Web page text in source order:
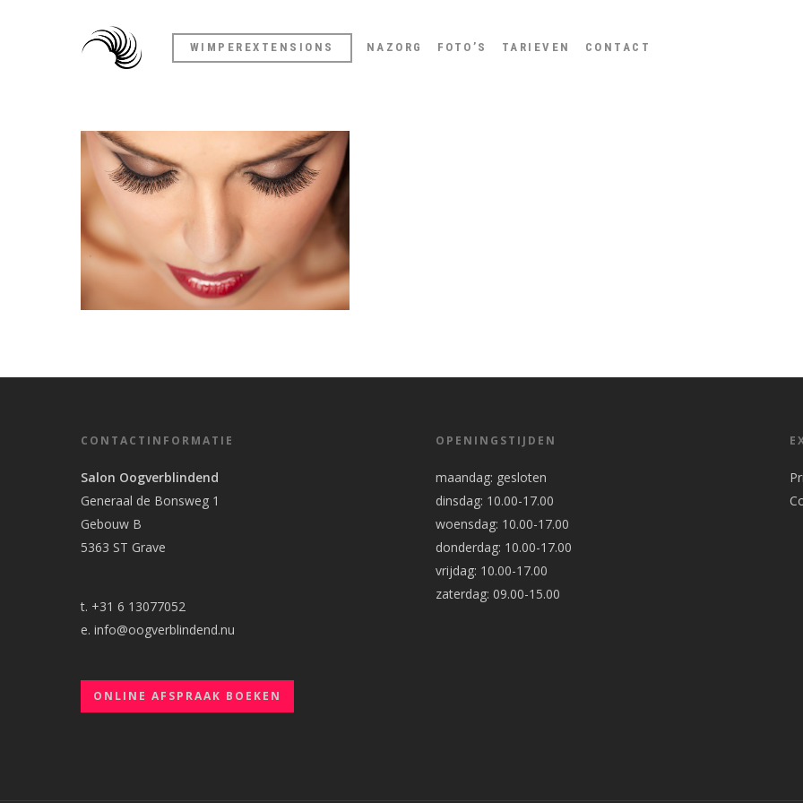
WIMPEREXTENSIONS NAZORG FOTO’S TARIEVEN CONTACT
CONTACTINFORMATIE
Salon Oogverblindend
Generaal de Bonsweg 1
Gebouw B
5363 ST Grave
t. +31 6 13077052
e. info@oogverblindend.nu
ONLINE AFSPRAAK BOEKEN
OPENINGSTIJDEN
maandag: gesloten
dinsdag: 10.00-17.00
woensdag: 10.00-17.00
donderdag: 10.00-17.00
vrijdag: 10.00-17.00
zaterdag: 09.00-15.00